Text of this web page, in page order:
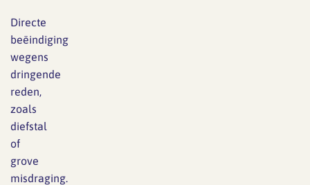
Directe
beëindiging
wegens
dringende
reden,
zoals
diefstal
of
grove
misdraging.